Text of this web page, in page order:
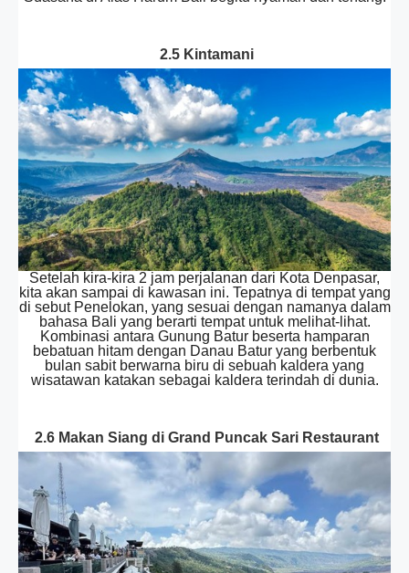
2.5 Kintamani
Setelah kira-kira 2 jam perjalanan dari Kota Denpasar,
kita akan sampai di kawasan ini. Tepatnya di tempat yang
di sebut Penelokan, yang sesuai dengan namanya dalam
bahasa Bali yang berarti tempat untuk melihat-lihat.
Kombinasi antara Gunung Batur beserta hamparan
bebatuan hitam dengan Danau Batur yang berbentuk
bulan sabit berwarna biru di sebuah kaldera yang
wisatawan katakan sebagai kaldera terindah di dunia.
2.6 Makan Siang di Grand Puncak Sari Restaurant